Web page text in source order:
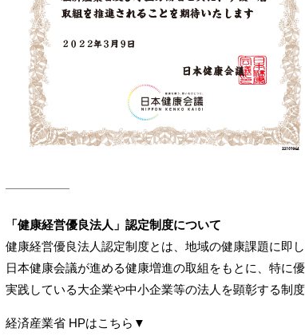
「健康経営優良法人」認定制度について
健康経営優良法人認定制度とは、地域の健康課題に即
日本健康会議が進める健康増進の取組をもとに、特に
実践している大企業や中小企業等の法人を顕彰する制度
経済産業省 HPはこちら▼